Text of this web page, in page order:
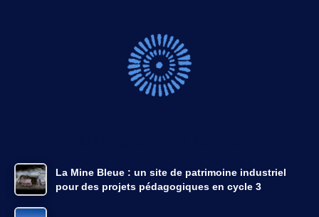
La Mine Bleue : un site de patrimoine industriel
pour des projets pédagogiques en cycle 3